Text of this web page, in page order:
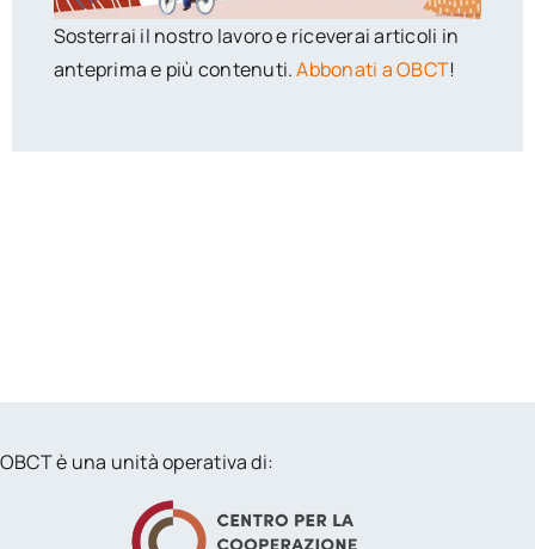
Sosterrai il nostro lavoro e riceverai articoli in
anteprima e più contenuti.Abbonati a OBCT!
OBCT è una unità operativa di: